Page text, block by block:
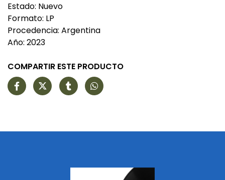
Estado: Nuevo
Formato: LP
Procedencia: Argentina
Año: 2023
COMPARTIR ESTE PRODUCTO